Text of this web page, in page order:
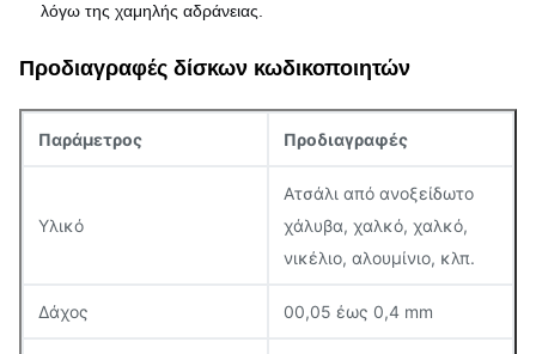
λόγω της χαμηλής αδράνειας.
Προδιαγραφές δίσκων κωδικοποιητών
Παράμετρος Προδιαγραφές
Υλικό
Ατσάλι από ανοξείδωτο
χάλυβα, χαλκό, χαλκό,
νικέλιο, αλουμίνιο, κλπ.
Δάχος 00,05 έως 0,4 mm